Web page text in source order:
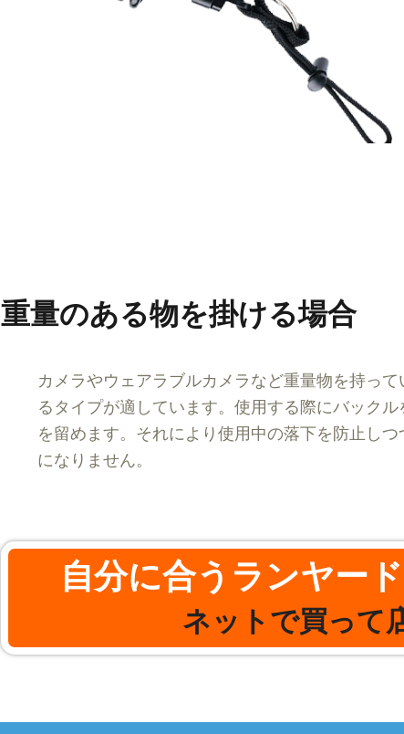
重量のある物を掛ける場合
カメラやウェアラブルカメラなど重量物を持っ
るタイプが適しています。使用する際にバック
を留めます。それにより使用中の落下を防止し
になりません。
自分に合うランヤー
ネットで買って